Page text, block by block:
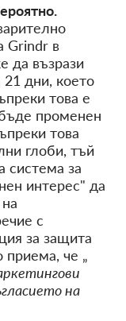
Grindr в
да възрази
дни, което
това е
променен
това
глоби, тъй
система за
интерес" да
с
за защита
приема, че „
на